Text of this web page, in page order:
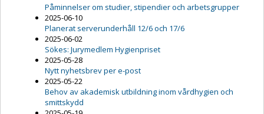
Påminnelser om studier, stipendier och arbetsgrupper
2025-06-10
Planerat serverunderhåll 12/6 och 17/6
2025-06-02
Sökes: Jurymedlem Hygienpriset
2025-05-28
Nytt nyhetsbrev per e-post
2025-05-22
Behov av akademisk utbildning inom vårdhygien och
smittskydd